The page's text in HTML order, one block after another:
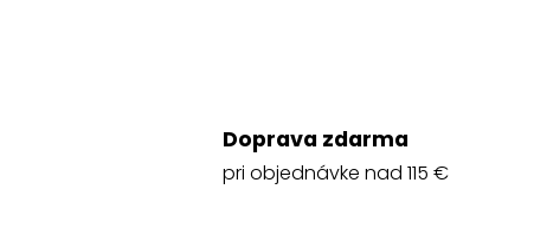
Doprava zdarma
pri objednávke nad 115 €